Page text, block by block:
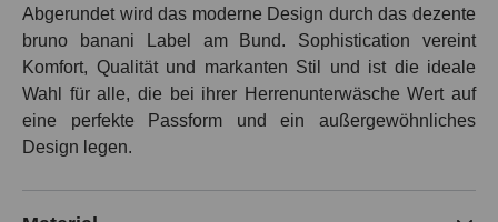
Abgerundet wird das moderne Design durch das dezente
bruno banani Label am Bund. Sophistication vereint
Komfort, Qualität und markanten Stil und ist die ideale
Wahl für alle, die bei ihrer Herrenunterwäsche Wert auf
eine perfekte Passform und ein außergewöhnliches
Design legen.